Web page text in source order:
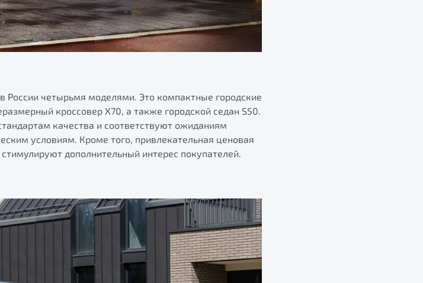
России четырьмя моделями. Это компактные городские
кроссовер X70, а также городской седан S50.
качества и соответствуют ожиданиям
условиям. Кроме того, привлекательная ценовая
дополнительный интерес покупателей.